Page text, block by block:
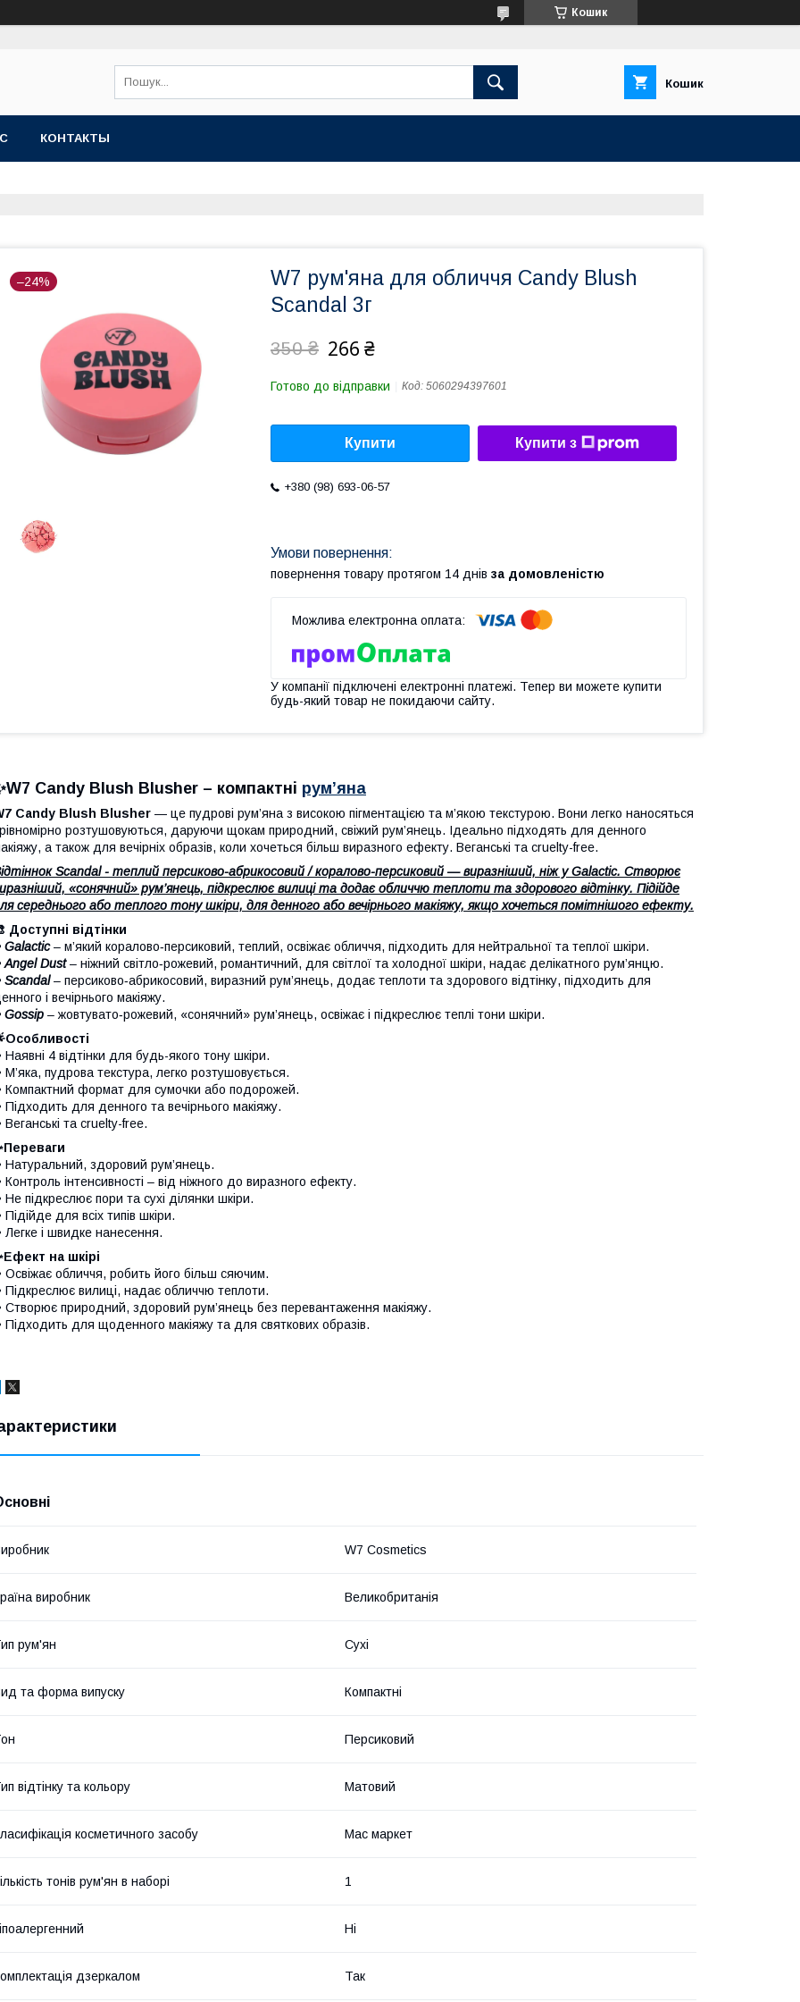
Кошик
Кошик
КОНТАКТЫ
–24%
W7 рум'яна для обличчя Candy Blush
Scandal 3г
350 ₴ 266 ₴
Готово до відправки Код: 5060294397601
Купити Купити з
+380 (98) 693-06-57
повернення товару протягом 14 днів за домовленістю
У компанії підключені електронні платежі. Тепер ви можете купити
будь-який товар не покидаючи сайту.
Candy Blush Blusher – компактні рум’яна
Candy Blush Blusher — це пудрові рум’яна з високою пігментацією та м’якою текстурою. Вони легко наносяться
рівномірно розтушовуються, даруючи щокам природний, свіжий рум’янець. Ідеально підходять для денного
а також для вечірніх образів, коли хочеться більш виразного ефекту. Веганські та cruelty-free.
Scandal - теплий персиково-абрикосовий / коралово-персиковий — виразніший, ніж у Galactic. Створює
«сонячний» рум’янець, підкреслює вилиці та додає обличчю теплоти та здорового відтінку. Підійде
середнього або теплого тону шкіри, для денного або вечірнього макіяжу, якщо хочеться помітнішого ефекту.
Доступні відтінки
Galactic– м’який коралово‑персиковий, теплий, освіжає обличчя, підходить для нейтральної та теплої шкіри.
Angel Dust– ніжний світло‑рожевий, романтичний, для світлої та холодної шкіри, надає делікатного рум’янцю.
Scandal– персиково‑абрикосовий, виразний рум’янець, додає теплоти та здорового відтінку, підходить для
і вечірнього макіяжу.
Gossip – жовтувато‑рожевий, «сонячний» рум’янець, освіжає і підкреслює теплі тони шкіри.
Наявні 4 відтінки для будь-якого тону шкіри.
М’яка, пудрова текстура, легко розтушовується.
Компактний формат для сумочки або подорожей.
Підходить для денного та вечірнього макіяжу.
Веганські та cruelty-free.
Натуральний, здоровий рум’янець.
Контроль інтенсивності – від ніжного до виразного ефекту.
Не підкреслює пори та сухі ділянки шкіри.
Підійде для всіх типів шкіри.
Легке і швидке нанесення.
на шкірі
Освіжає обличчя, робить його більш сяючим.
Підкреслює вилиці, надає обличчю теплоти.
Створює природний, здоровий рум’янець без перевантаження макіяжу.
Підходить для щоденного макіяжу та для святкових образів.
W7 Cosmetics
виробник Великобританія
рум'ян Сухі
та форма випуску Компактні
Персиковий
відтінку та кольору Матовий
косметичного засобу Мас маркет
тонів рум'ян в наборі 1
Ні
дзеркалом Так